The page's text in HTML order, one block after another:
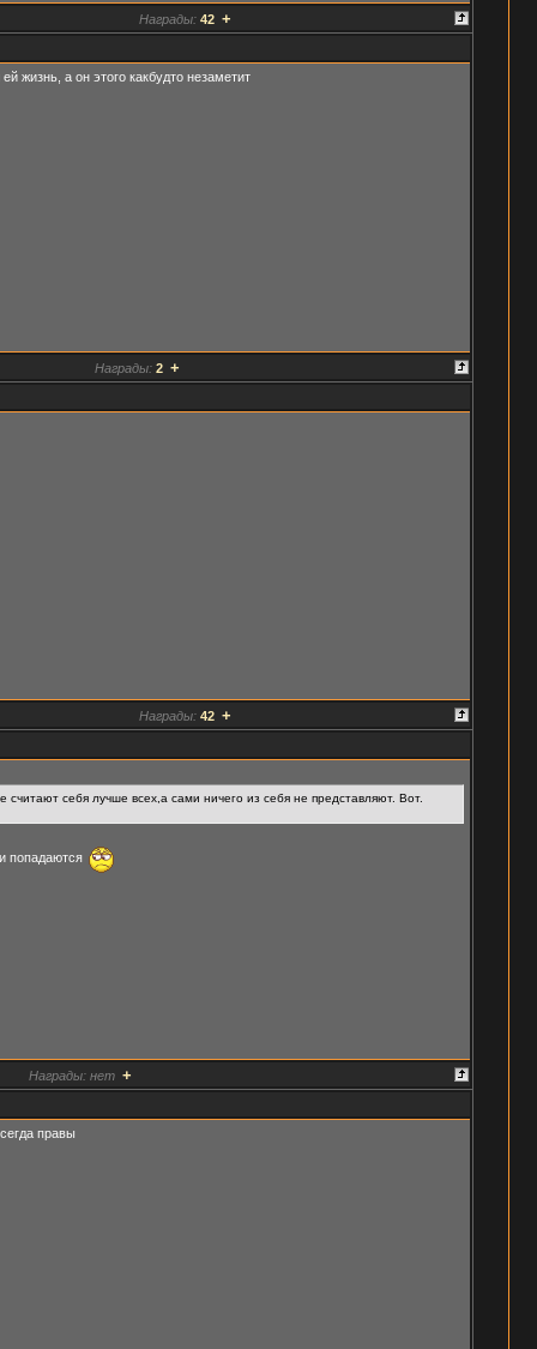
Награды: 42 +
жизнь, а он этого какбудто незаметит
Награды: 2 +
Награды: 42 +
себя лучше всех,а сами ничего из себя не представляют. Вот.
попадаются
Награды: нет +
правы